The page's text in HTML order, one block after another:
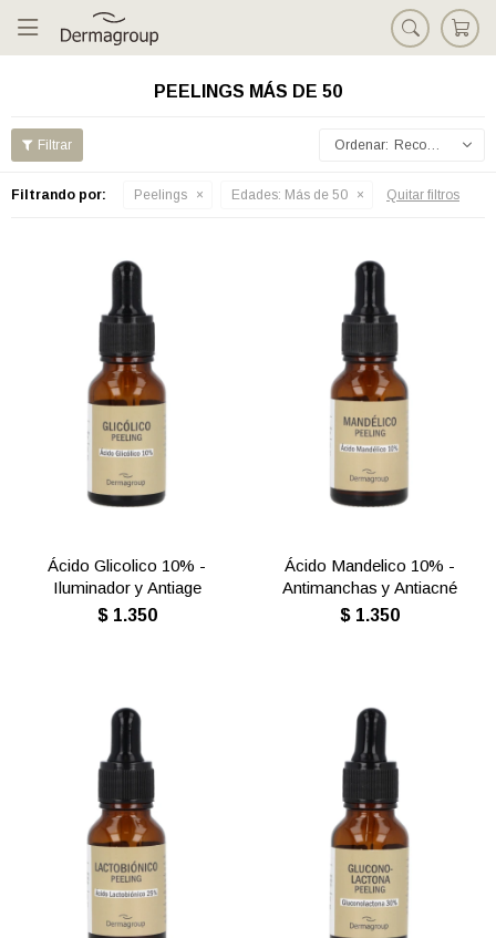

PEELINGS MÁS DE 50
Recomendados
Filtrando por: Peelings Edades: Más de 50 Quitar filtros
Ácido Glicolico 10% -
Iluminador y Antiage
$ 1.350
Ácido Mandelico 10% -
Antimanchas y Antiacné
$ 1.350